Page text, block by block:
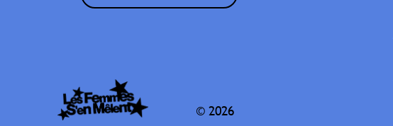
© 2026